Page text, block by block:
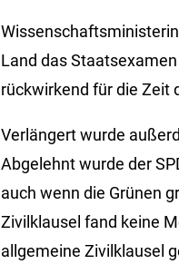
Land das
rückwirkend für die Zeit
Verlängert wurde
Abgelehnt wurde der
auch wenn die Grünen
Zivilklausel fand keine
allgemeine Zivilklausel